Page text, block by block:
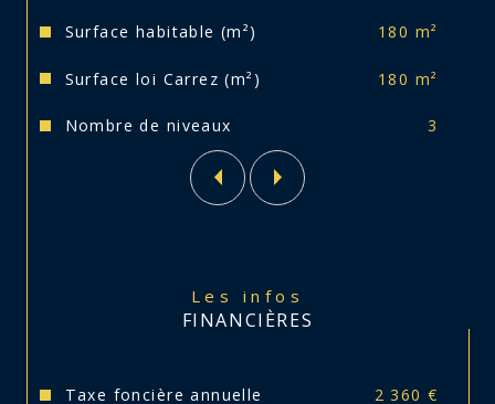
Surface habitable (m²) 180 m²
Surface loi Carrez (m²) 180 m²
Nombre de niveaux 3
Loyers annuels : 18 480 €.
Rentabilité nette : 10.8 %
Les infos
FINANCIÈRES
Taxe foncière annuelle 2 360 €